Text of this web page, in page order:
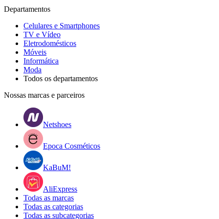
Departamentos
Celulares e Smartphones
TV e Vídeo
Eletrodomésticos
Móveis
Informática
Moda
Todos os departamentos
Nossas marcas e parceiros
Netshoes
Epoca Cosméticos
KaBuM!
AliExpress
Todas as marcas
Todas as categorias
Todas as subcategorias